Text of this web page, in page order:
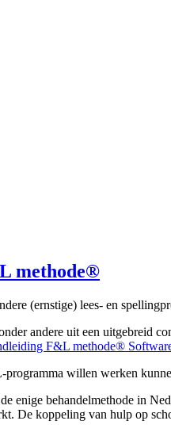
methode®
(ernstige) lees- en
andere uit een uitgebreid
F&L methode®
willen werken
enige behandelmethode in
De koppeling van hulp op